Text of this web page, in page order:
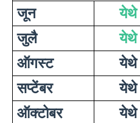
जून
येथे
जुलै
येथे
ऑगस्ट
येथे
सप्टेंबर
येथे
ऑक्टोबर
येथे